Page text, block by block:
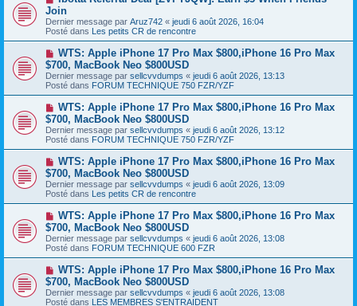
g
e
m
e
s
a
g
e
o
u
v
e
a
u
m
e
s
a
g
e
Join
Dernier message par Aruz742 « jeudi 6 août 2026, 16:04
Posté dans Les petits CR de rencontre
N
o
u
v
e
a
u
m
e
s
a
g
e
WTS: Apple iPhone 17 Pro Max $800,iPhone 16 Pro Max
$700, MacBook Neo $800USD
Dernier message par sellcvvdumps « jeudi 6 août 2026, 13:13
Posté dans FORUM TECHNIQUE 750 FZR/YZF
N
o
u
v
e
a
u
m
e
s
a
g
e
WTS: Apple iPhone 17 Pro Max $800,iPhone 16 Pro Max
$700, MacBook Neo $800USD
Dernier message par sellcvvdumps « jeudi 6 août 2026, 13:12
Posté dans FORUM TECHNIQUE 750 FZR/YZF
N
o
u
v
e
a
u
m
e
s
a
g
e
WTS: Apple iPhone 17 Pro Max $800,iPhone 16 Pro Max
$700, MacBook Neo $800USD
Dernier message par sellcvvdumps « jeudi 6 août 2026, 13:09
Posté dans Les petits CR de rencontre
N
o
u
v
e
a
u
m
e
s
WTS: Apple iPhone 17 Pro Max $800,iPhone 16 Pro Max
$700, MacBook Neo $800USD
Dernier message par sellcvvdumps « jeudi 6 août 2026, 13:08
Posté dans FORUM TECHNIQUE 600 FZR
N
o
u
v
WTS: Apple iPhone 17 Pro Max $800,iPhone 16 Pro Max
$700, MacBook Neo $800USD
Dernier message par sellcvvdumps « jeudi 6 août 2026, 13:08
Posté dans LES MEMBRES S'ENTRAIDENT